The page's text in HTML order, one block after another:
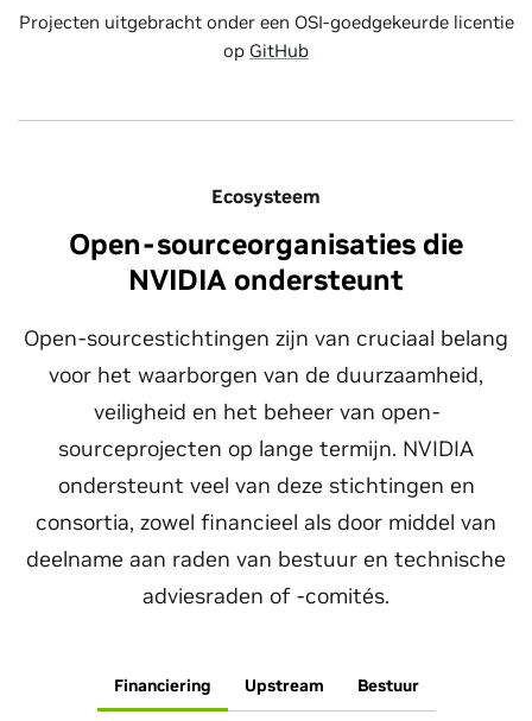
Projecten uitgebracht onder een OSI-goedgekeurde licentie
op GitHub
Ecosysteem
Open-sourceorganisaties die
NVIDIA ondersteunt
Open-sourcestichtingen zijn van cruciaal belang
voor het waarborgen van de duurzaamheid,
veiligheid en het beheer van open-
sourceprojecten op lange termijn. NVIDIA
ondersteunt veel van deze stichtingen en
consortia, zowel financieel als door middel van
deelname aan raden van bestuur en technische
adviesraden of -comités.
Financiering Upstream Bestuur